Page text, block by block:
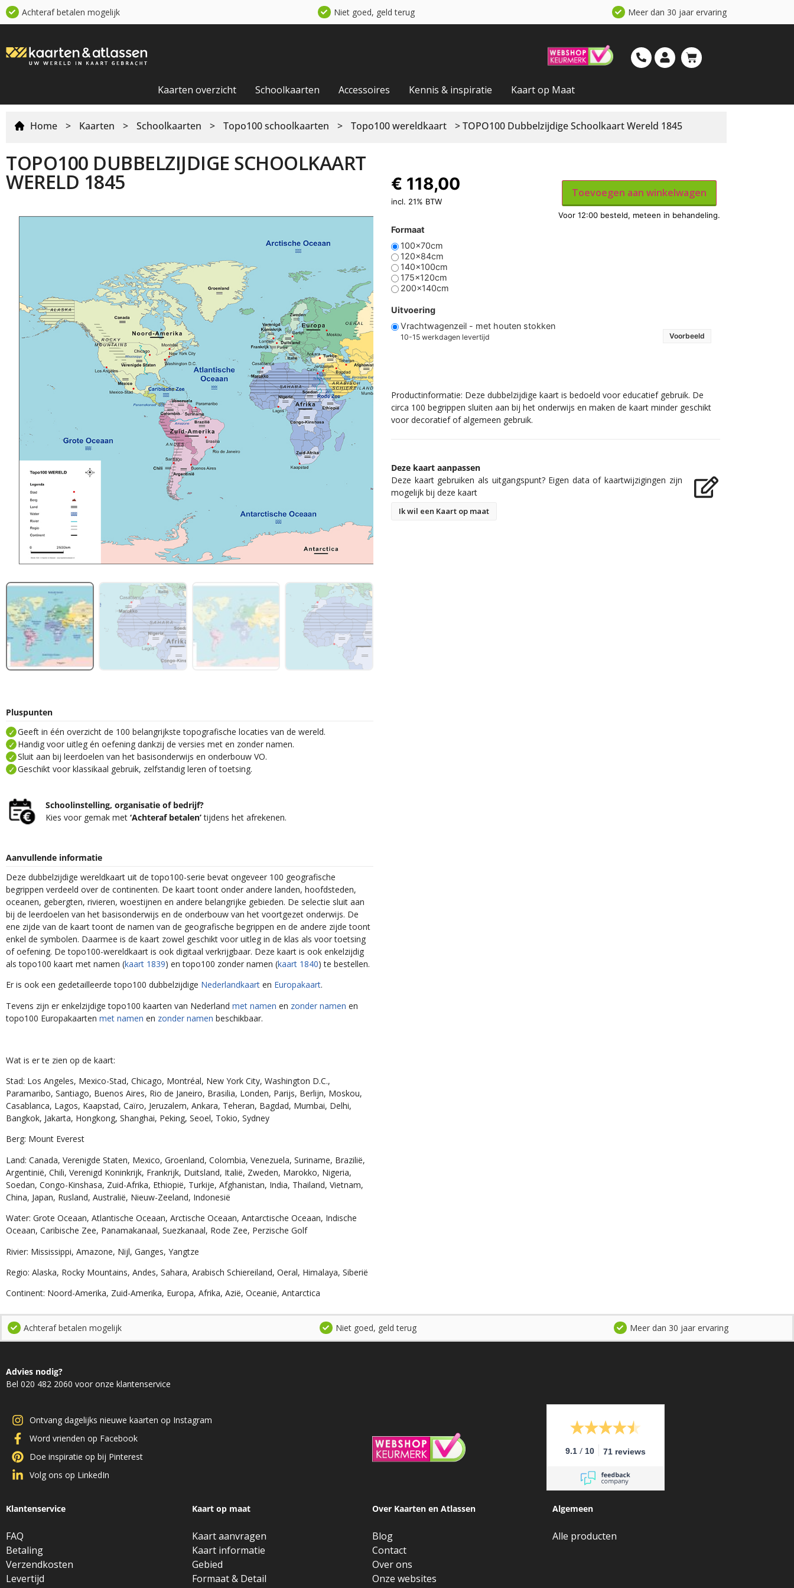
Achteraf betalen mogelijk Niet goed, geld terug Meer dan 30 jaar ervaring
Kaarten overzicht Schoolkaarten Accessoires Kennis & inspiratie Kaart op Maat
Home > Kaarten > Schoolkaarten > Topo100 schoolkaarten > Topo100 wereldkaart > TOPO100 Dubbelzijdige Schoolkaart Wereld 1845
TOPO100 DUBBELZIJDIGE SCHOOLKAART
WERELD 1845
Pluspunten
Geeft in één overzicht de 100 belangrijkste topografische locaties van de wereld.
Handig voor uitleg én oefening dankzij de versies met en zonder namen.
Sluit aan bij leerdoelen van het basisonderwijs en onderbouw VO.
Geschikt voor klassikaal gebruik, zelfstandig leren of toetsing.
Schoolinstelling, organisatie of bedrijf?
Kies voor gemak met‘Achteraf betalen’tijdens het afrekenen.
Aanvullende informatie
Deze dubbelzijdige wereldkaart uit de topo100-serie bevat ongeveer 100 geografische
begrippen verdeeld over de continenten. De kaart toont onder andere landen, hoofdsteden,
oceanen, gebergten, rivieren, woestijnen en andere belangrijke gebieden. De selectie sluit aan
bij de leerdoelen van het basisonderwijs en de onderbouw van het voortgezet onderwijs. De
ene zijde van de kaart toont de namen van de geografische begrippen en de andere zijde toont
enkel de symbolen. Daarmee is de kaart zowel geschikt voor uitleg in de klas als voor toetsing
of oefening. De topo100-wereldkaart is ook digitaal verkrijgbaar. Deze kaart is ook enkelzijdig
als topo100 kaart met namen (kaart 1839) en topo100 zonder namen (kaart 1840) te bestellen.
Er is ook een gedetailleerde topo100 dubbelzijdige Nederlandkaart en Europakaart.
Tevens zijn er enkelzijdige topo100 kaarten van Nederland met namen en zonder namen en
topo100 Europakaarten met namen en zonder namen beschikbaar.
Wat is er te zien op de kaart:
Stad: Los Angeles, Mexico-Stad, Chicago, Montréal, New York City, Washington D.C.,
Paramaribo, Santiago, Buenos Aires, Rio de Janeiro, Brasilia, Londen, Parijs, Berlijn, Moskou,
Casablanca, Lagos, Kaapstad, Caïro, Jeruzalem, Ankara, Teheran, Bagdad, Mumbai, Delhi,
Bangkok, Jakarta, Hongkong, Shanghai, Peking, Seoel, Tokio, Sydney
Berg: Mount Everest
Land: Canada, Verenigde Staten, Mexico, Groenland, Colombia, Venezuela, Suriname, Brazilië,
Argentinië, Chili, Verenigd Koninkrijk, Frankrijk, Duitsland, Italië, Zweden, Marokko, Nigeria,
Soedan, Congo-Kinshasa, Zuid-Afrika, Ethiopië, Turkije, Afghanistan, India, Thailand, Vietnam,
China, Japan, Rusland, Australië, Nieuw-Zeeland, Indonesië
Water: Grote Oceaan, Atlantische Oceaan, Arctische Oceaan, Antarctische Oceaan, Indische
Oceaan, Caribische Zee, Panamakanaal, Suezkanaal, Rode Zee, Perzische Golf
Rivier: Mississippi, Amazone, Nijl, Ganges, Yangtze
Regio: Alaska, Rocky Mountains, Andes, Sahara, Arabisch Schiereiland, Oeral, Himalaya, Siberië
Continent: Noord-Amerika, Zuid-Amerika, Europa, Afrika, Azië, Oceanië, Antarctica
Formaat
100x70cm
120x84cm
140x100cm
175x120cm
200x140cm
Uitvoering
Vrachtwagenzeil - met houten stokken
10-15 werkdagen levertijd Voorbeeld
€ 118,00
incl. 21% BTW
Toevoegen aan winkelwagen
Productinformatie: Deze dubbelzijdige kaart is bedoeld voor educatief gebruik. De
circa 100 begrippen sluiten aan bij het onderwijs en maken de kaart minder geschikt
voor decoratief of algemeen gebruik.
Deze kaart aanpassen
Deze kaart gebruiken als uitgangspunt? Eigen data of kaartwijzigingen zijn
mogelijk bij deze kaart
Ik wil een Kaart op maat
Achteraf betalen mogelijk Niet goed, geld terug Meer dan 30 jaar ervaring
Advies nodig?
Bel 020 482 2060 voor onze klantenservice
Ontvang dagelijks nieuwe kaarten op Instagram
Word vrienden op Facebook
Doe inspiratie op bij Pinterest
Volg ons op LinkedIn
9.1 / 10 71 reviews
Klantenservice
FAQ
Betaling
Verzendkosten
Levertijd
Kaart op maat
Kaart aanvragen
Kaart informatie
Gebied
Formaat & Detail
Over Kaarten en Atlassen
Blog
Contact
Over ons
Onze websites
Algemeen
Alle producten